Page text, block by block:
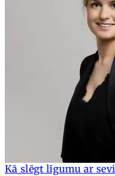
Kā slēgt līgumu ar sevi